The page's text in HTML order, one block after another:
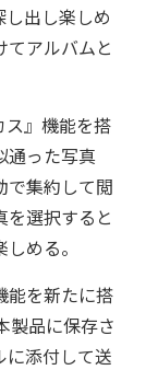
出し楽しめ
てアルバムと
』機能を搭
通った写真
で集約して閲
選択すると
める。
能を新たに搭
製品に保存さ
に添付して送